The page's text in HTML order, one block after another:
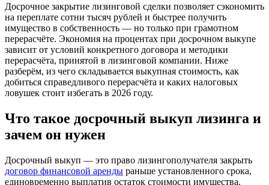
Досрочное закрытие лизинговой сделки позволяет сэкономить
на переплате сотни тысяч рублей и быстрее получить
имущество в собственность — но только при грамотном
перерасчёте. Экономия на процентах при досрочном выкупе
зависит от условий конкретного договора и методики
перерасчёта, принятой в лизинговой компании. Ниже
разберём, из чего складывается выкупная стоимость, как
добиться справедливого перерасчёта и каких налоговых
ловушек стоит избегать в 2026 году.
Что такое досрочный выкуп лизинга и
зачем он нужен
Досрочный выкуп — это право лизингополучателя закрыть
договор финансовой аренды раньше установленного срока,
единовременно выплатив остаток стоимости имущества.